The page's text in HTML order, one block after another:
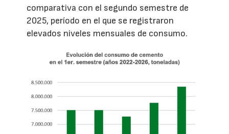
comparativa con el segundo semestre de
2025, período en el que se registraron
elevados niveles mensuales de consumo.